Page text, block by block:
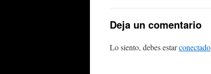
Deja un comentario
Lo siento, debes estarconectado